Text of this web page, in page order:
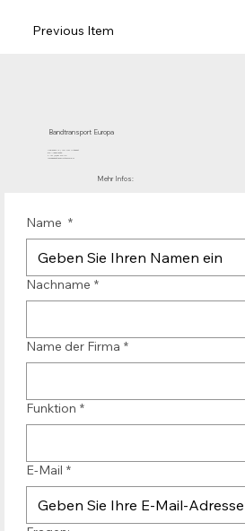
Previous Item
Bandtransport Europa
Mehr Infos:
Name *
Nachname *
Name der Firma *
Funktion *
E-Mail *